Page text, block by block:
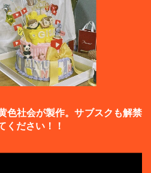
色社会が製作。サブスクも解禁
ください！！